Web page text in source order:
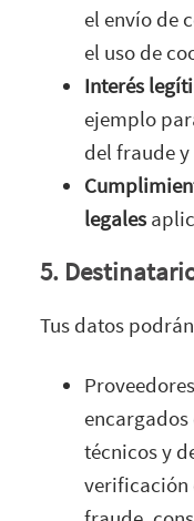
el envío de
el uso de
Interés
ejemplo
del fraude
legales
5.
Tus datos
técnicos y
verificación